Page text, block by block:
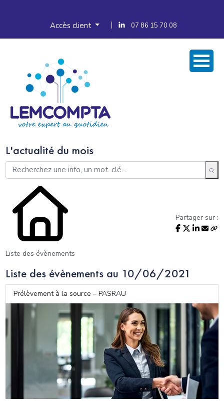
Accès client 07 86 15 70 08
L'actualité du mois
Liste des évènements
Partager sur :
Liste des évènements au 10/06/2021
Prélèvement à la source – PASRAU